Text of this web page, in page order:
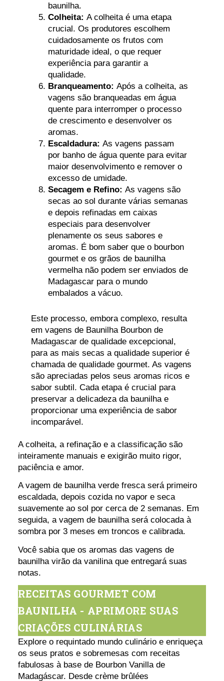
baunilha.
Colheita: A colheita é uma etapa
crucial. Os produtores escolhem
cuidadosamente os frutos com
maturidade ideal, o que requer
experiência para garantir a
qualidade.
Branqueamento: Após a colheita, as
vagens são branqueadas em água
quente para interromper o processo
de crescimento e desenvolver os
aromas.
Escaldadura: As vagens passam
por banho de água quente para evitar
maior desenvolvimento e remover o
excesso de umidade.
Secagem e Refino: As vagens são
secas ao sol durante várias semanas
e depois refinadas em caixas
especiais para desenvolver
plenamente os seus sabores e
aromas. É bom saber que o bourbon
gourmet e os grãos de baunilha
vermelha não podem ser enviados de
Madagascar para o mundo
embalados a vácuo.
Este processo, embora complexo, resulta
em vagens de Baunilha Bourbon de
Madagascar de qualidade excepcional,
para as mais secas a qualidade superior é
chamada de qualidade gourmet. As vagens
são apreciadas pelos seus aromas ricos e
sabor subtil. Cada etapa é crucial para
preservar a delicadeza da baunilha e
proporcionar uma experiência de sabor
incomparável.
A colheita, a refinação e a classificação são
inteiramente manuais e exigirão muito rigor,
paciência e amor.
A vagem de baunilha verde fresca será primeiro
escaldada, depois cozida no vapor e seca
suavemente ao sol por cerca de 2 semanas. Em
seguida, a vagem de baunilha será colocada à
sombra por 3 meses em troncos e calibrada.
Você sabia que os aromas das vagens de
baunilha virão da vanilina que entregará suas
notas.
RECEITAS GOURMET COM
BAUNILHA - APRIMORE SUAS
CRIAÇÕES CULINÁRIAS
Explore o requintado mundo culinário e enriqueça
os seus pratos e sobremesas com receitas
fabulosas à base de Bourbon Vanilla de
Madagáscar. Desde crème brûlées